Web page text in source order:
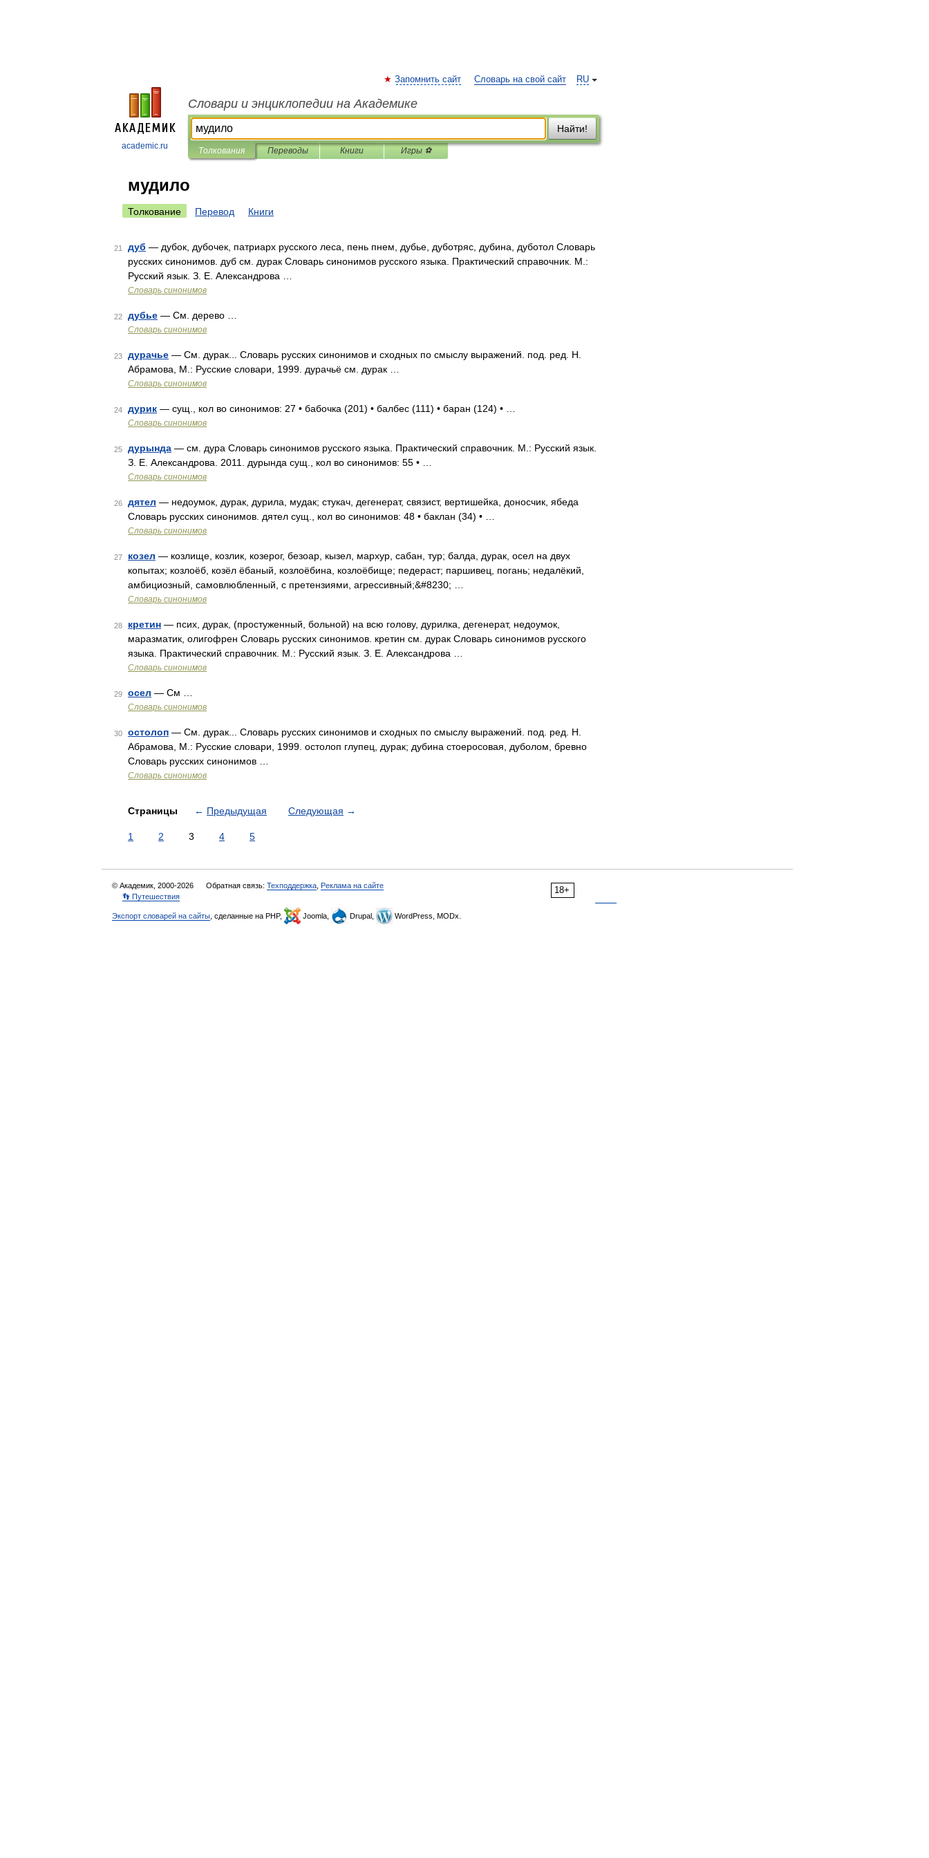
academic.ru
RU
Запомнить сайт Словарь на свой сайт
Словари и энциклопедии на Академике
Найти!
Толкования Переводы Книги Игры ⚽
мудило
Толкование Перевод Книги
21 дуб — дубок, дубочек, патриарх русского леса, пень пнем, дубье, дуботряс, дубина, дуботол Словарь
русских синонимов. дуб см. дурак Словарь синонимов русского языка. Практический справочник. М.:
Русский язык. З. Е. Александрова …
Словарь синонимов
22 дубье — См. дерево …
Словарь синонимов
23 дурачье — См. дурак... Словарь русских синонимов и сходных по смыслу выражений. под. ред. Н.
Абрамова, М.: Русские словари, 1999. дурачьё см. дурак …
Словарь синонимов
24 дурик — сущ., кол во синонимов: 27 • бабочка (201) • балбес (111) • баран (124) • …
Словарь синонимов
25 дурында — см. дура Словарь синонимов русского языка. Практический справочник. М.: Русский язык.
З. Е. Александрова. 2011. дурында сущ., кол во синонимов: 55 • …
Словарь синонимов
26 дятел — недоумок, дурак, дурила, мудак; стукач, дегенерат, связист, вертишейка, доносчик, ябеда
Словарь русских синонимов. дятел сущ., кол во синонимов: 48 • баклан (34) • …
Словарь синонимов
27 козел — козлище, козлик, козерог, безоар, кызел, мархур, сабан, тур; балда, дурак, осел на двух
копытах; козлоёб, козёл ёбаный, козлоёбина, козлоёбище; педераст; паршивец, погань; недалёкий,
амбициозный, самовлюбленный, с претензиями, агрессивный;&#8230; …
Словарь синонимов
28 кретин — псих, дурак, (простуженный, больной) на всю голову, дурилка, дегенерат, недоумок,
маразматик, олигофрен Словарь русских синонимов. кретин см. дурак Словарь синонимов русского
языка. Практический справочник. М.: Русский язык. З. Е. Александрова …
Словарь синонимов
29 осел — См …
Словарь синонимов
30 остолоп — См. дурак... Словарь русских синонимов и сходных по смыслу выражений. под. ред. Н.
Абрамова, М.: Русские словари, 1999. остолоп глупец, дурак; дубина стоеросовая, дуболом, бревно
Словарь русских синонимов …
Словарь синонимов
Страницы ← Предыдущая Следующая →
1 2 3 4 5
18+
© Академик, 2000-2026 Обратная связь: Техподдержка Реклама на сайте
👣 Путешествия
Экспорт словарей на сайты , сделанные на PHP, Joomla, Drupal, WordPress, MODx.